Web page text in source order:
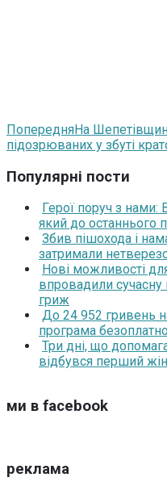
ПопередняНа
підозрюваних у збуті
Популярні пости
Герої поруч з
який до останнього
Збив пішохода і
затримали
Нові можливості
впровадили сучасну
гриж
До 24 952 гривень
програма
Три дні, що
відбувся перший
ми в facebook
реклама